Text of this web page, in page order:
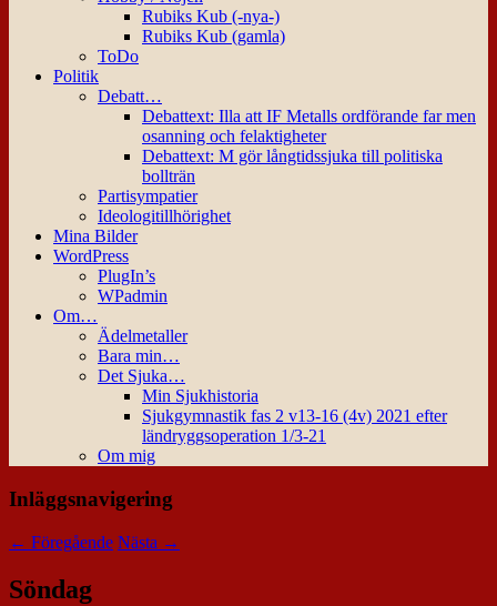
Rubiks Kub (-nya-)
Rubiks Kub (gamla)
ToDo
Politik
Debatt…
Debattext: Illa att IF Metalls ordförande far men
osanning och felaktigheter
Debattext: M gör långtidssjuka till politiska
bollträn
Partisympatier
Ideologitillhörighet
Mina Bilder
WordPress
PlugIn’s
WPadmin
Om…
Ädelmetaller
Bara min…
Det Sjuka…
Min Sjukhistoria
Sjukgymnastik fas 2 v13-16 (4v) 2021 efter
ländryggsoperation 1/3-21
Om mig
Inläggsnavigering
← Föregående Nästa →
Söndag